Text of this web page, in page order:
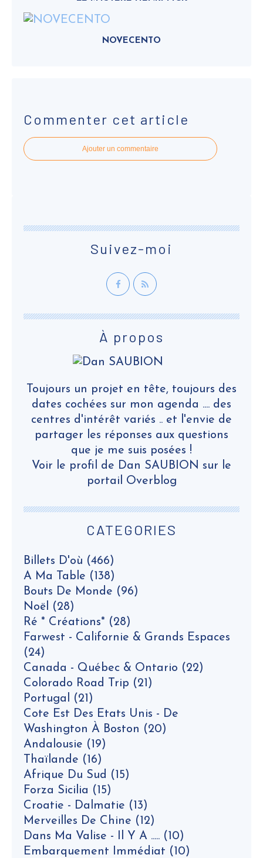
NOVECENTO
Commenter cet article
Ajouter un commentaire
CATEGORIES
Billets D'où (466)
A Ma Table (138)
Bouts De Monde (96)
Noël (28)
Ré * Créations* (28)
Farwest - Californie & Grands Espaces
(24)
Canada - Québec & Ontario (22)
Colorado Road Trip (21)
Portugal (21)
Cote Est Des Etats Unis - De
Washington À Boston (20)
Andalousie (19)
Thaïlande (16)
Afrique Du Sud (15)
Forza Sicilia (15)
Croatie - Dalmatie (13)
Merveilles De Chine (12)
Dans Ma Valise - Il Y A ..... (10)
Embarquement Immédiat (10)
Suivez-moi
À propos
Toujours un projet en tête, toujours des
dates cochées sur mon agenda .... des
centres d'intérêt variés .. et l'envie de
partager les réponses aux questions
que je me suis posées !
Voir le profil de Dan SAUBION sur le
portail Overblog